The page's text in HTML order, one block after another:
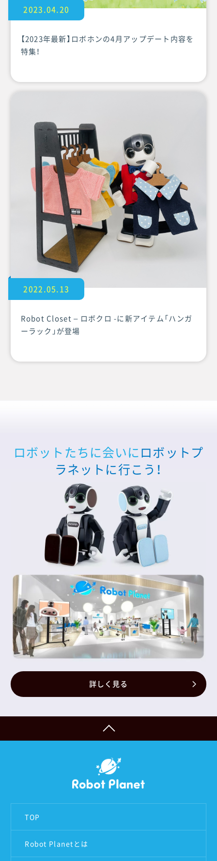
2023.04.20
【2023年最新】ロボホンの4月アップデート内容を
特集！
2022.05.13
Robot Closet – ロボクロ -に新アイテム「ハンガ
ーラック」が登場
ロボットたちに会いにロボットプ
ラネットに行こう！
詳しく見る
TOP
Robot Planetとは